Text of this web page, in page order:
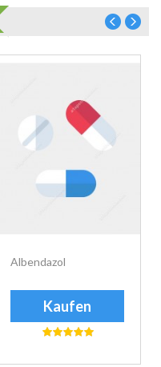
Albendazol
Kaufen